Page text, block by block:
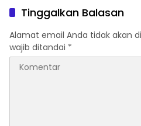
Tinggalkan Balasan
Alamat email Anda tidak akan
wajib ditandai *